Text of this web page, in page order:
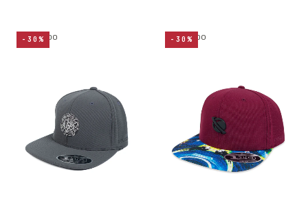
ESGOTADO
-30% ESGOTADO
-30%